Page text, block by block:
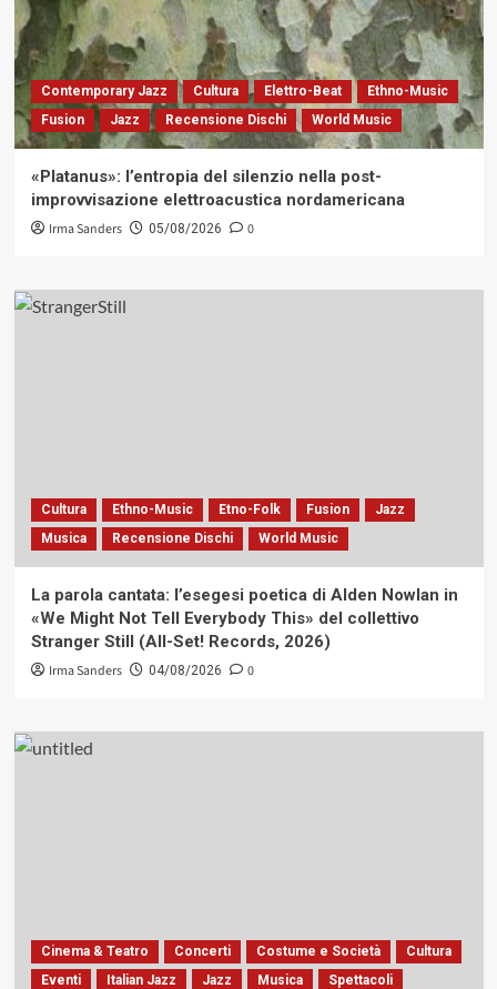
Contemporary Jazz Cultura Elettro-Beat
Ethno-Music
Fusion
Jazz Recensione Dischi World Music
«Platanus»: l’entropia del silenzio nella post-
improvvisazione elettroacustica nordamericana
Irma Sanders 05/08/2026 0
Cultura Ethno-Music Etno-Folk Fusion
Jazz
Musica
Recensione Dischi World Music
La parola cantata: l’esegesi poetica di Alden Nowlan in
«We Might Not Tell Everybody This» del collettivo
Stranger Still (All-Set! Records, 2026)
Irma Sanders 04/08/2026 0
Cinema & Teatro Concerti Costume e Società
Cultura
Eventi
Italian Jazz Jazz Musica Spettacoli